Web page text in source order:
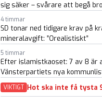
sig säker – svårare att begå
4 timmar
SD tonar ned tidigare krav på
mineralavgift: ”Orealistiskt”
5 timmar
Efter islamistkaoset: 7 av 8 är
Vänsterpartiets nya
VIKTIGT Hot ska inte få tysta